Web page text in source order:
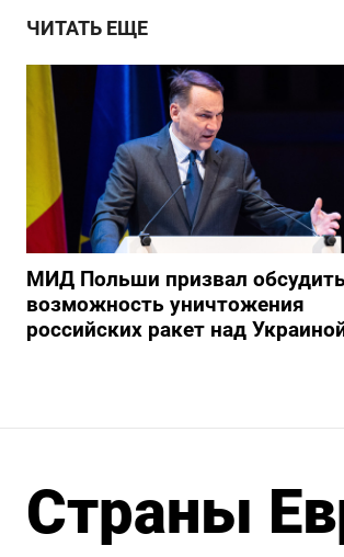
ЧИТАТЬ ЕЩЕ
МИД Польши призвал
возможность уничтожения
российских ракет над
Страны